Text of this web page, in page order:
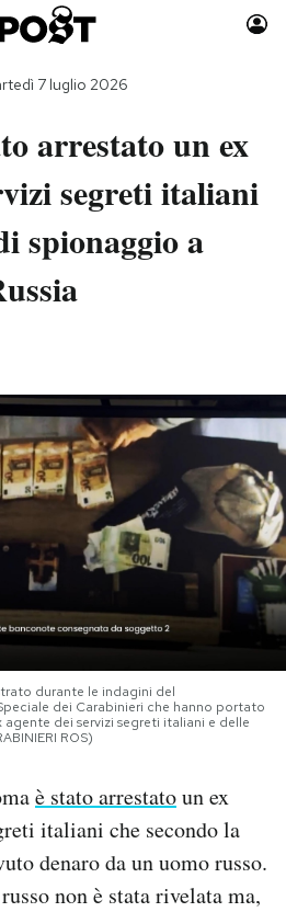
Auto
Libri
Consumismi
Altrecose
Mondiali calcio 2026
7 luglio 2026
arrestato un ex
segreti italiani
spionaggio a
durante le indagini del
dei Carabinieri che hanno portato
dei servizi segreti italiani e delle
ROS)
è stato arrestatoun ex
italiani che secondo la
denaro da un uomo russo.
non è stata rivelata ma,